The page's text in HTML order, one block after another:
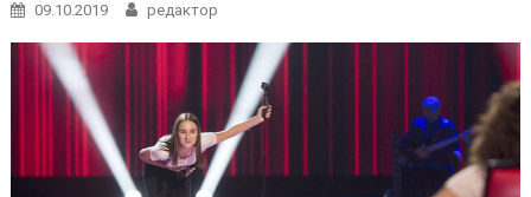
09.10.2019 редактор